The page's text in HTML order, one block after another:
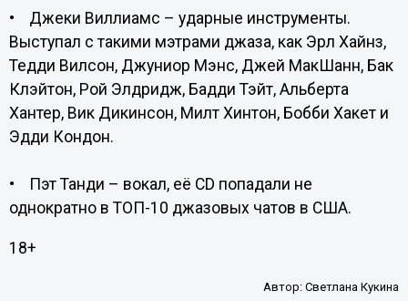
• Джеки Виллиамс – ударные инструменты.
Выступал с такими мэтрами джаза, как Эрл Хайнз,
Тедди Вилсон, Джуниор Мэнс, Джей МакШанн, Бак
Клэйтон, Рой Элдридж, Бадди Тэйт, Альберта
Хантер, Вик Дикинсон, Милт Хинтон, Бобби Хакет и
Эдди Кондон.
• Пэт Танди – вокал, её CD попадали не
однократно в ТОП-10 джазовых чатов в США.
18+
Автор:Светлана Кукина